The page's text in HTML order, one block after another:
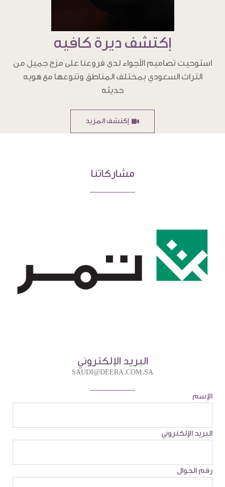
إكتشف ديرة كافيه
استوحيت تصاميم الأجواء لدى فروعنا على مزج جميل من
التراث السعودي بمختلف المناطق وتنوعها مع هويه
حديثه
إكتشف المزيد
SAUDI@DEERA.COM.SA